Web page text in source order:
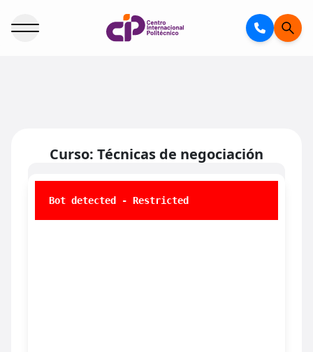
Curso: Técnicas de negociación